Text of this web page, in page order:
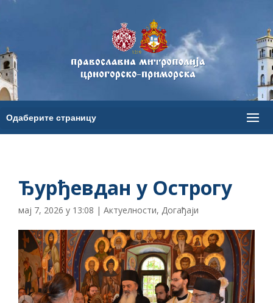
Ђурђевдан у Острогу
мај 7, 2026 у 13:08 | Актуелности, Догађаји